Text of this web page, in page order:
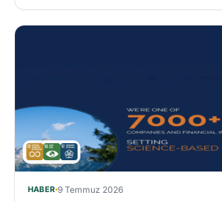
HABER 9 Temmuz 2026